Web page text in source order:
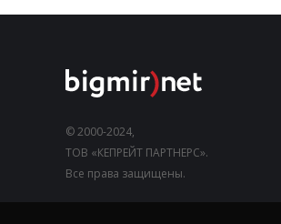
© 2000-2024,
ТОВ «КЕПРЕЙТ ПАРТНЕРС».
Все права защищены.